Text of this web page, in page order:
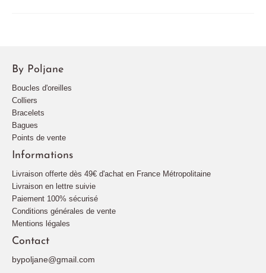
By Poljane
Boucles d'oreilles
Colliers
Bracelets
Bagues
Points de vente
Informations
Livraison offerte dès 49€ d'achat en France Métropolitaine
Livraison en lettre suivie
Paiement 100% sécurisé
Conditions générales de vente
Mentions légales
Contact
bypoljane@gmail.com